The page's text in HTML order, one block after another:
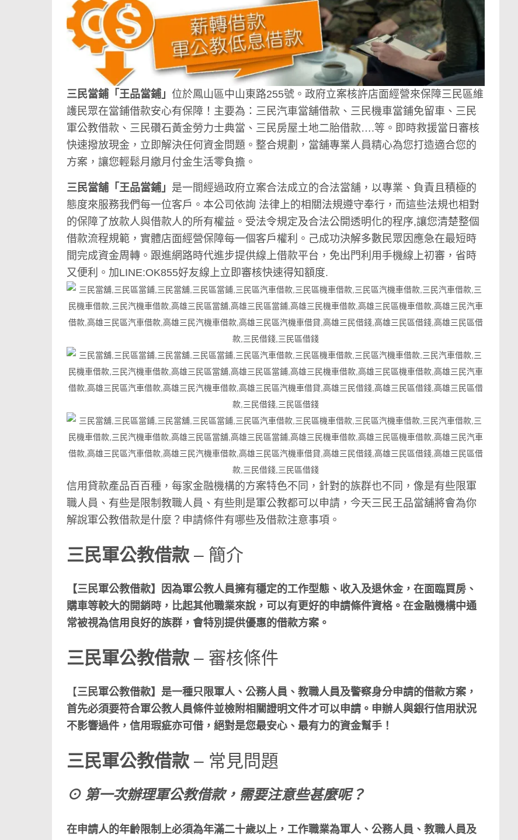
三民當鋪「王品當鋪」 位於鳳山區中山東路255號。政府立案核許店面經營來保障三民區維
護民眾在當鋪借款安心有保障！主要為：三民汽車當舖借款、三民機車當鋪免留車、三民
軍公教借款、三民礸石黃金勞力士典當、三民房屋土地二胎借款….等。即時救援當日審核
快速撥放現金，立即解決任何資金問題。整合規劃，當舖專業人員精心為您打造適合您的
方案，讓您輕鬆月繳月付金生活零負擔。
三民當舖「王品當鋪」 是一間經過政府立案合法成立的合法當舖，以專業、負責且積極的
態度來服務我們每一位客戶。本公司依詢 法律上的相關法規遵守奉行，而這些法規也相對
的保障了放款人與借款人的所有權益。受法令規定及合法公開透明化的程序,讓您清楚整個
借款流程規範，實體店面經營保障每一個客戶權利。己成功決解多數民眾因應急在最短時
間完成資金周轉。跟進網路時代進步提供線上借款平台，免出門利用手機線上初審，省時
又便利。加LINE:OK855好友線上立即審核快速得知額度.
信用貸款產品百百種，每家金融機構的方案特色不同，針對的族群也不同，像是有些限軍
職人員、有些是限制教職人員、有些則是軍公教都可以申請，今天三民王品當舖將會為你
解說軍公教借款是什麼？申請條件有哪些及借款注意事項。
三民軍公教借款 – 簡介
【三民軍公教借款】因為軍公教人員擁有穩定的工作型態、收入及退休金，在面臨買房、
購車等較大的開銷時，比起其他職業來說，可以有更好的申請條件資格。在金融機構中通
常被視為信用良好的族群，會特別提供優惠的借款方案。
三民軍公教借款 – 審核條件
【三民軍公教借款】是一種只限軍人、公務人員、教職人員及警察身分申請的借款方案，
首先必須要符合軍公教人員條件並檢附相關證明文件才可以申請。申辦人與銀行信用狀況
不影響過件，信用瑕疵亦可借，絕對是您最安心、最有力的資金幫手！
三民軍公教借款 – 常見問題
⊙ 第一次辦理軍公教借款，需要注意些甚麼呢？
在申請人的年齡限制上必須為年滿二十歲以上，工作職業為軍人、公務人員、教職人員及